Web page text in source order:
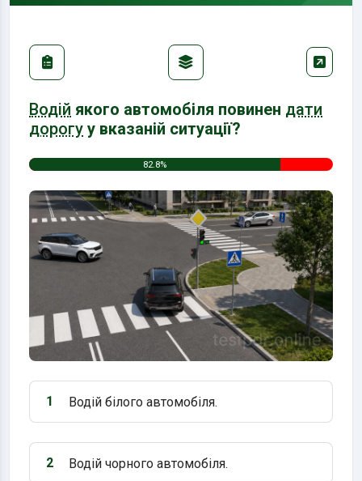
Водій якого автомобіля повинен дати
дорогу у вказаній ситуації?
82.8%
Варіант 1:
1 Водій білого автомобіля.
Варіант 2:
2 Водій чорного автомобіля.